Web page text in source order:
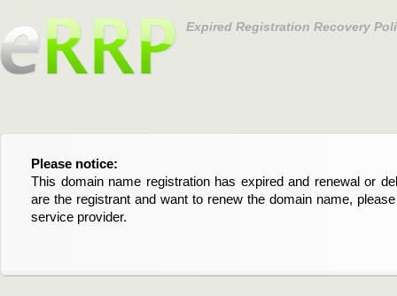
Expired Registration Recovery
Please notice:
This domain name registration has expired and renewal or
are the registrant and want to renew the domain name,
service provider.
Bitte beachten Sie:
Diese Domainregistrierung ist abgelaufen und die
Domain stehen an. Wenn Sie der Registrant sind und
verlängern möchten, kontaktieren Sie bitte Ihren Service-